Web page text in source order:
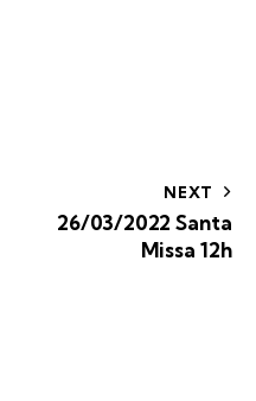
NEXT
26/03/2022 Santa
Missa 12h